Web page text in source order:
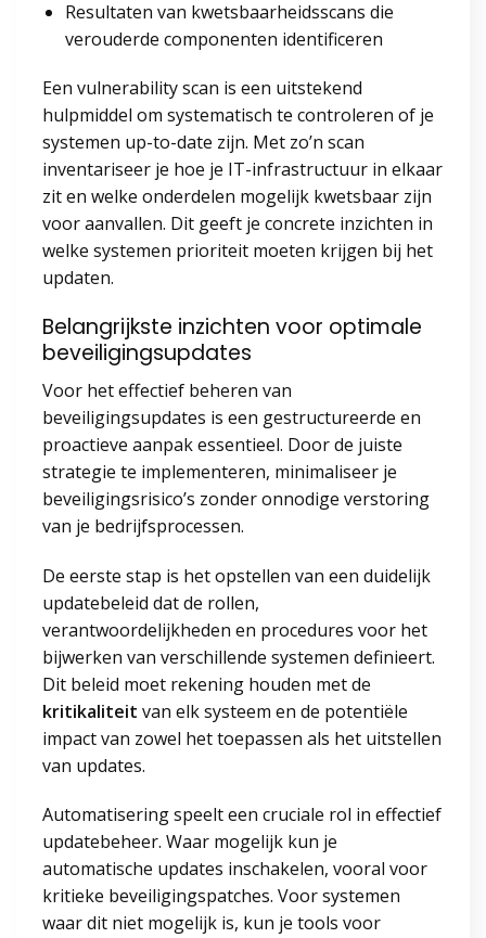
Resultaten van kwetsbaarheidsscans die
verouderde componenten identificeren
Een vulnerability scan is een uitstekend
hulpmiddel om systematisch te controleren of je
systemen up-to-date zijn. Met zo’n scan
inventariseer je hoe je IT-infrastructuur in elkaar
zit en welke onderdelen mogelijk kwetsbaar zijn
voor aanvallen. Dit geeft je concrete inzichten in
welke systemen prioriteit moeten krijgen bij het
updaten.
Belangrijkste inzichten voor optimale
beveiligingsupdates
Voor het effectief beheren van
beveiligingsupdates is een gestructureerde en
proactieve aanpak essentieel. Door de juiste
strategie te implementeren, minimaliseer je
beveiligingsrisico’s zonder onnodige verstoring
van je bedrijfsprocessen.
De eerste stap is het opstellen van een duidelijk
updatebeleid dat de rollen,
verantwoordelijkheden en procedures voor het
bijwerken van verschillende systemen definieert.
Dit beleid moet rekening houden met de
kritikaliteit van elk systeem en de potentiële
impact van zowel het toepassen als het uitstellen
van updates.
Automatisering speelt een cruciale rol in effectief
updatebeheer. Waar mogelijk kun je
automatische updates inschakelen, vooral voor
kritieke beveiligingspatches. Voor systemen
waar dit niet mogelijk is, kun je tools voor